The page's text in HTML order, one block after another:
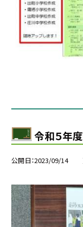
令和５年
公開日 2023/09/14